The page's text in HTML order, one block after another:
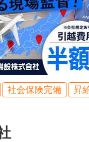
社会保険完備
昇